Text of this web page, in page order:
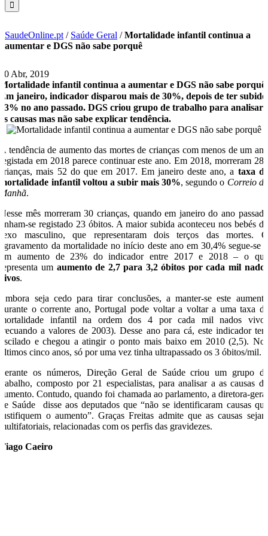
SaudeOnline.pt / Saúde Geral /Mortalidade infantil continua a
aumentar e DGS não sabe porquê
30 Abr, 2019
Mortalidade infantil continua a aumentar e DGS não sabe porquê
Em janeiro, indicador disparou mais de 30%, depois de ter subido
23% no ano passado. DGS criou grupo de trabalho para analisar
as causas mas não sabe explicar tendência.
A tendência de aumento das mortes de crianças com menos de um ano
registada em 2018 parece continuar este ano. Em 2018, morreram 281
crianças, mais 52 do que em 2017. Em janeiro deste ano, a taxa de
mortalidade infantil voltou a subir mais 30%, segundo o Correio da
Manhã.
Nesse mês morreram 30 crianças, quando em janeiro do ano passado
tinham-se registado 23 óbitos. A maior subida aconteceu nos bebés do
sexo masculino, que representaram dois terços das mortes. O
agravamento da mortalidade no início deste ano em 30,4% segue-se a
um aumento de 23% do indicador entre 2017 e 2018 – o que
representa um aumento de 2,7 para 3,2 óbitos por cada mil nados
vivos.
Embora seja cedo para tirar conclusões, a manter-se este aumento
durante o corrente ano, Portugal pode voltar a voltar a uma taxa de
mortalidade infantil na ordem dos 4 por cada mil nados vivos
(recuando a valores de 2003). Desse ano para cá, este indicador tem
oscilado e chegou a atingir o ponto mais baixo em 2010 (2,5). Nos
últimos cinco anos, só por uma vez tinha ultrapassado os 3 óbitos/mil.
Perante os números, Direção Geral de Saúde criou um grupo de
trabalho, composto por 21 especialistas, para analisar a as causas do
aumento. Contudo, quando foi chamada ao parlamento, a diretora-geral
de Saúde disse aos deputados que “não se identificaram causas que
justifiquem o aumento”. Graças Freitas admite que as causas sejam
multifatoriais, relacionadas com os perfis das gravidezes.
Tiago Caeiro